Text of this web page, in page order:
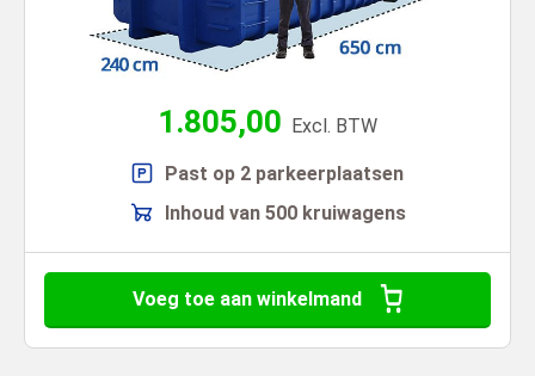
1.805,00 Excl. BTW
Past op 2 parkeerplaatsen
Inhoud van 500 kruiwagens
Voeg toe aan winkelmand